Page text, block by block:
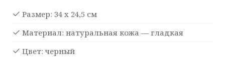
Размер: 34 х 24,5 см
Материал: натуральная кожа — гладкая
Цвет: черный